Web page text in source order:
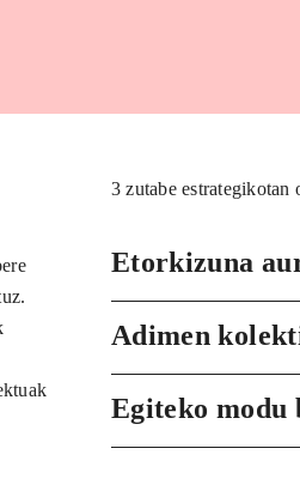
3 zutabe estrategikotan
Etorkizuna
Adimen
Egiteko